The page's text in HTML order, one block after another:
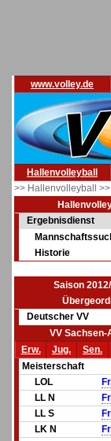
www.volley.de
Hallenvolleyball
>> Hallenvolleyball
Ergebnisdienst
Historie
Saison
Deutscher VV
VV Sachsen-
Erw.
Jug. Sen.
Meisterschaft
LOL
LL N
LL S
LK N